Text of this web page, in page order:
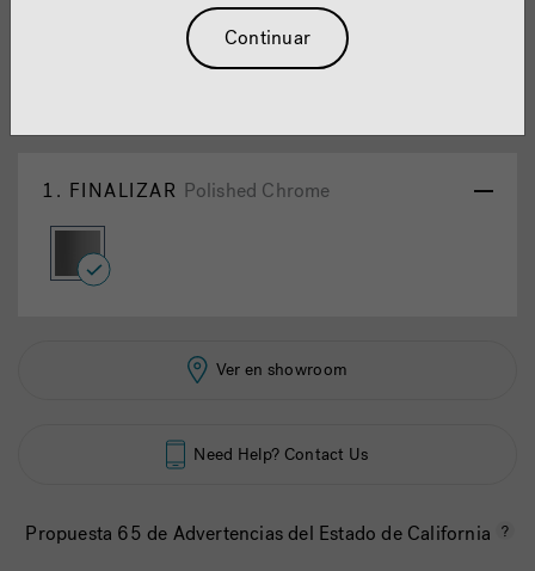
Mincio® Widespread Lavatory
Faucet Polished Chrome
1. FINALIZAR Polished Chrome
selected
Ver en showroom
Need Help? Contact Us
Propuesta 65 de Advertencias del Estado de California
Continuar